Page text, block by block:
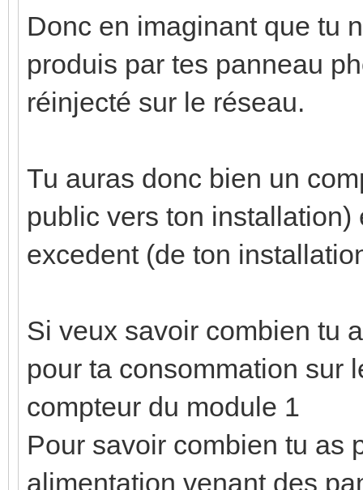
Donc en imaginant que tu
produis par tes panneau
réinjecté sur le réseau.
Tu auras donc bien un
public vers ton
excedent (de ton
Si veux savoir combien tu
pour ta consommation sur
compteur du module 1
Pour savoir combien tu as
alimentation venant des